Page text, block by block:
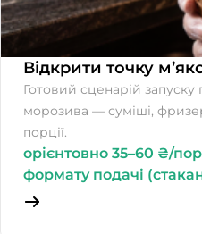
Відкрити точку
Готовий сценарій
морозива — суміші,
порції.
орієнтовно 35–60 ₴/
формату подачі